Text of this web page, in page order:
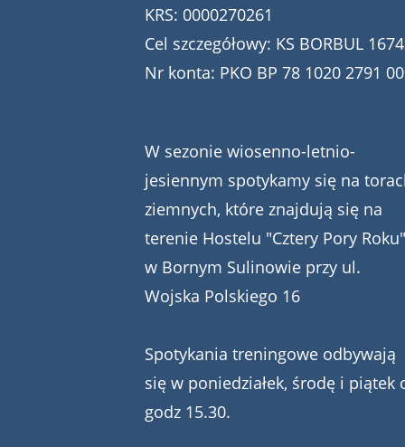
KRS: 0000270261
Cel szczegółowy: KS BORBUL
Nr konta: PKO BP 78 1020 2791
W sezonie wiosenno-letnio-
jesiennym spotykamy się na
ziemnych, które znajdują się na
terenie Hostelu "Cztery Pory Roku"
w Bornym Sulinowie przy ul.
Wojska Polskiego 16
Spotykania treningowe odbywają
się w poniedziałek, środę i piątek
godz 15.30.